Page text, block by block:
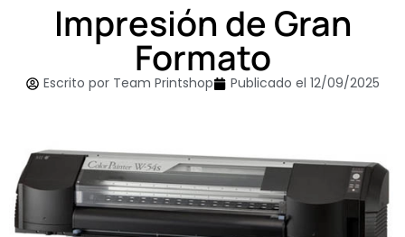
Impresión de Gran
Formato
Escrito porTeam Printshop Publicado el 12/09/2025